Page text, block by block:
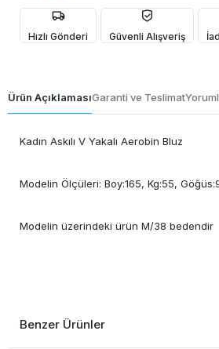
Hızlı Gönderi Güvenli Alışveriş
Ürün AçıklamasıGaranti ve Teslimat
Kadın Askılı V Yakalı Aerobin Bluz
Modelin Ölçüleri: Boy:165, Kg:55,
Modelin üzerindeki ürün M/38 bedendir
Benzer Ürünler